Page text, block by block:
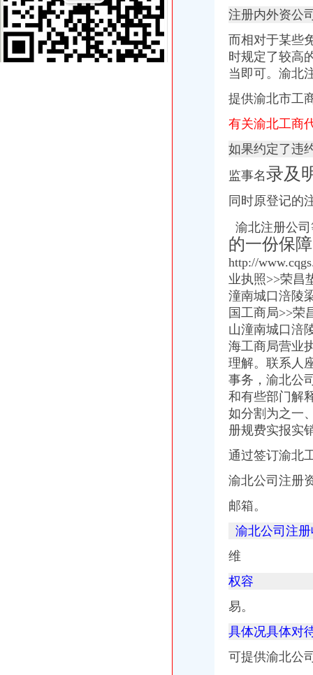
渝北区餐饮营业执照代办_志趣网
公司营业执照代办|重庆浩恩|营业执照代办-爱喇叭网
重庆渝北新牌坊附近执照代办住宅可以注册公司吗？_【公司注册服务】
www.cqjzzz.com重庆建筑资质代办观音桥施工资质代办渝北安全许可证
重庆建筑资质代办观音桥施工资质代办渝北安全许可证代办江北工商执
代理重庆渝北区软件公司营业执照的变更或注销_第1页_家住南京家在
代办营业执照上海什么牌子好,代办营业执照上海采购/批发价格-中国
【重庆代办/变更营业执照、代理记账、一般纳税人登记】重庆南岸
江北渝北公司变更、公司（个体）执照办理,代理记账-渝北新牌坊工
十年经验,0元代办公司,可提供地址,5天拿营业执照-渝北加州工商
重庆公司注册代办公司注销代理记账营业执照代办_商务圈网
重庆渝北一站式加急办理工商注册、变更注销、代理记账等专项冉家坝
重庆渝北区有没有比较好的工商代办公司注册注销变更公司？汽博中心
【重庆代理记帐公司,重庆税务代理公司,重庆社保代办公司】,企业
找代理记帐公司记帐的好处！_重庆公司代办|重庆营业执照代办|重庆代
【重庆营业执照代办,江北区工商执照代理价格,渝北代理记账】价
【重庆渝北区公司注册、代理记账、营业执照代办】-渝北人和易登网
重庆市渝北区营业执照办理流程|营业执照办理-益记财务公司_【会计服
渝北营业执照办理多少钱_营业许可证代办-益记财务_【会计服务】-威
【重庆江北渝北区公司注册、营业执照代办、商标注册】-渝北两路易
重庆渝北区公司注册代办营业执照代办代理记账无形消费_商务圈网
重庆渝北区办理个体营业执照常识_重庆慢牛工商咨询_新浪博客
请问下重庆渝北区人和镇,在那里办个体营业执照,有知道的方便给个
渝北区工商执照代办北部新区工商执照代办选重庆航桥-直辖市重庆
渝北区冯畅执照代办服务部_【信用信息_诉讼信息_财务信息_注册信息
【渝北区双龙湖代办分公司注册,注册公司营业执照】价格,厂家,
注册内外资公
而相对于某些
时规定了较高
当即可。渝北
提供渝北市工
有关渝北工商
如果约定了违
监事名录及
同时原登记的
渝北注册公
的一份保障
http://
业执照>>荣昌
潼南城口涪陵
国工商局>>荣
山潼南城口涪
海工商局营业
理解。联系人
事务，渝北公
和有些部门解
如分割为之一
册规费实报实
通过签订渝北
渝北公司注册
邮箱。
渝北公司注
维
权容
易。
具体况具体对
可提供渝北公